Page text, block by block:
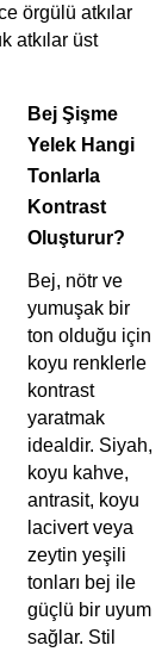
örgülü atkılar
atkılar üst
Bej Şişme
Yelek Hangi
Tonlarla
Kontrast
Oluşturur?
Bej, nötr ve
yumuşak bir
ton olduğu için
koyu renklerle
kontrast
yaratmak
idealdir. Siyah,
koyu kahve,
antrasit, koyu
lacivert veya
zeytin yeşili
tonları bej ile
güçlü bir uyum
sağlar. Stil